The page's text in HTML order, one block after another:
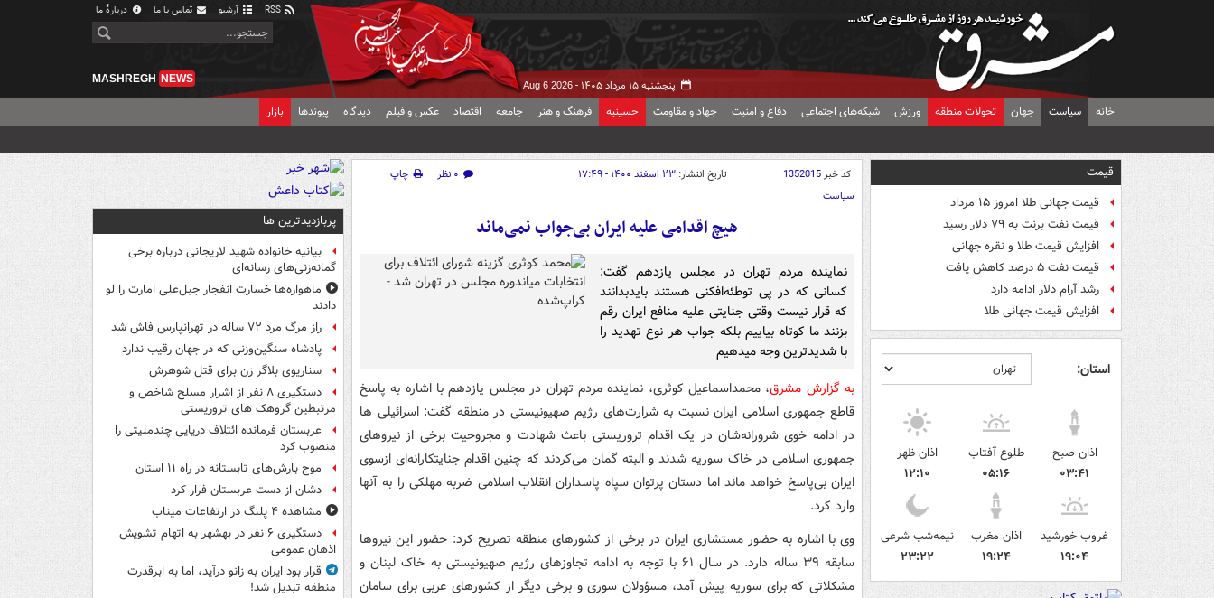
آرشیو تماس با ما دربارهٔ ما
پنجشنبه ۱۵ مرداد ۱۴۰۵ - Aug 6 2026
MASHREGH NEWS
خانه سیاست جهان تحولات منطقه ورزش شبکه‌های اجتماعی دفاع و امنیت جهاد و مقاومت حسینیه فرهنگ و هنر جامعه اقتصاد عکس و فیلم دیدگاه پیوندها بازار
قیمت
قیمت جهانی طلا امروز ۱۵ مرداد
قیمت نفت برنت به ۷۹ دلار رسید
افزایش قیمت طلا و نقره جهانی
قیمت نفت ۵ درصد کاهش یافت
رشد آرام دلار ادامه دارد
افزایش قیمت جهانی طلا
استان:
اذان صبح
۰۳:۴۱
طلوع آفتاب
۰۵:۱۶
اذان ظهر
۱۲:۱۰
غروب خورشید
۱۹:۰۴
اذان مغرب
۱۹:۲۴
نیمه‌شب شرعی
۲۳:۲۲
کد خبر1352015 تاریخ انتشار: ۲۳ اسفند ۱۴۰۰ - ۱۷:۴۹ ۰ نظر
چاپ
سیاست
هیچ اقدامی علیه ایران بی‌جواب نمی‌ماند
نماینده مردم تهران در مجلس یازدهم گفت:
کسانی که در پی توطئه‌افکنی هستند بایدبدانند
که قرار نیست وقتی جنایتی علیه منافع ایران رقم
بزنند ما کوتاه بیاییم بلکه جواب هر نوع تهدید را
با شدیدترین وجه میدهیم
به گزارش مشرق، محمداسماعیل کوثری، نماینده مردم تهران در مجلس یازدهم با اشاره به پاسخ
قاطع جمهوری اسلامی ایران نسبت به شرارت‌های رژیم صهیونیستی در منطقه گفت: اسرائیلی ها
در ادامه خوی شرورانه‌شان در یک اقدام تروریستی باعث شهادت و مجروحیت برخی از نیروهای
جمهوری اسلامی در خاک سوریه شدند و البته گمان می‌کردند که چنین اقدام جنایتکارانه‌ای ازسوی
ایران بی‌پاسخ خواهد ماند اما دستان پرتوان سپاه پاسداران انقلاب اسلامی ضربه مهلکی را به آنها
وارد کرد.
وی با اشاره به حضور مستشاری ایران در برخی از کشورهای منطقه تصریح کرد: حضور این نیروها
سابقه ۳۹ ساله دارد. در سال ۶۱ با توجه به ادامه تجاوزهای رژیم صهیونیستی به خاک لبنان و
مشکلاتی که برای سوریه پیش آمد، مسؤولان سوری و برخی دیگر از کشورهای عربی برای سامان
پربازدیدترین ها
بیانیه خانواده شهید لاریجانی درباره برخی
گمانه‌زنی‌های رسانه‌ای
ماهواره‌ها خسارت انفجار جبل‌علی امارت را لو
دادند
راز مرگ مرد ۷۲ ساله در تهرانپارس فاش شد
پادشاه سنگین‌وزنی که در جهان رقیب ندارد
سناریوی بلاگر زن برای قتل شوهرش
دستگیری ۸ نفر از اشرار مسلح شاخص و
مرتبطین گروهک های تروریستی
عربستان فرمانده ائتلاف دریایی چندملیتی را
منصوب کرد
موج بارش‌های تابستانه در راه ۱۱ استان
دشان از دست عربستان فرار کرد
مشاهده ۴ پلنگ در ارتفاعات میناب
دستگیری ۶ نفر در بهشهر به اتهام تشویش
اذهان عمومی
قرار بود ایران به زانو درآید، اما به ابرقدرت
منطقه تبدیل شد!